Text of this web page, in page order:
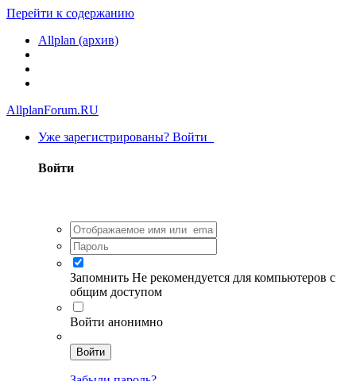
Перейти к содержанию
Allplan (архив)
AllplanForum.RU
Уже зарегистрированы? Войти
Войти
Запомнить Не рекомендуется для компьютеров с
общим доступом
Войти анонимно
Войти